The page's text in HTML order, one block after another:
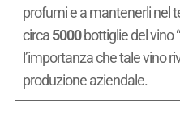
profumi e a mantenerli nel
circa5000bottiglie del vino
l’importanza che tale vino
produzione aziendale.